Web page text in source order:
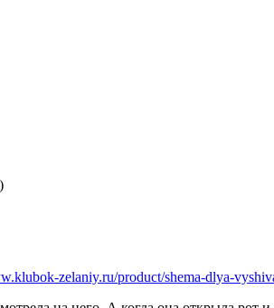
zelaniy.ru/product/shema-dlya-